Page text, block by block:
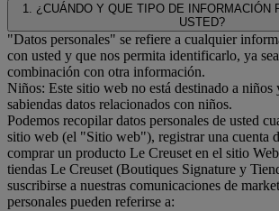
1. ¿CUÁNDO Y QUE TIPO DE INFORMACIÓN
USTED?
"Datos personales" se refiere a cualquier
con usted y que nos permita identificarlo, ya
combinación con otra información.
Niños: Este sitio web no está destinado a niños
sabiendas datos relacionados con niños.
Podemos recopilar datos personales de usted
sitio web (el "Sitio web"), registrar una cuenta
comprar un producto Le Creuset en el sitio
tiendas Le Creuset (Boutiques Signature y
suscribirse a nuestras comunicaciones de
personales pueden referirse a: